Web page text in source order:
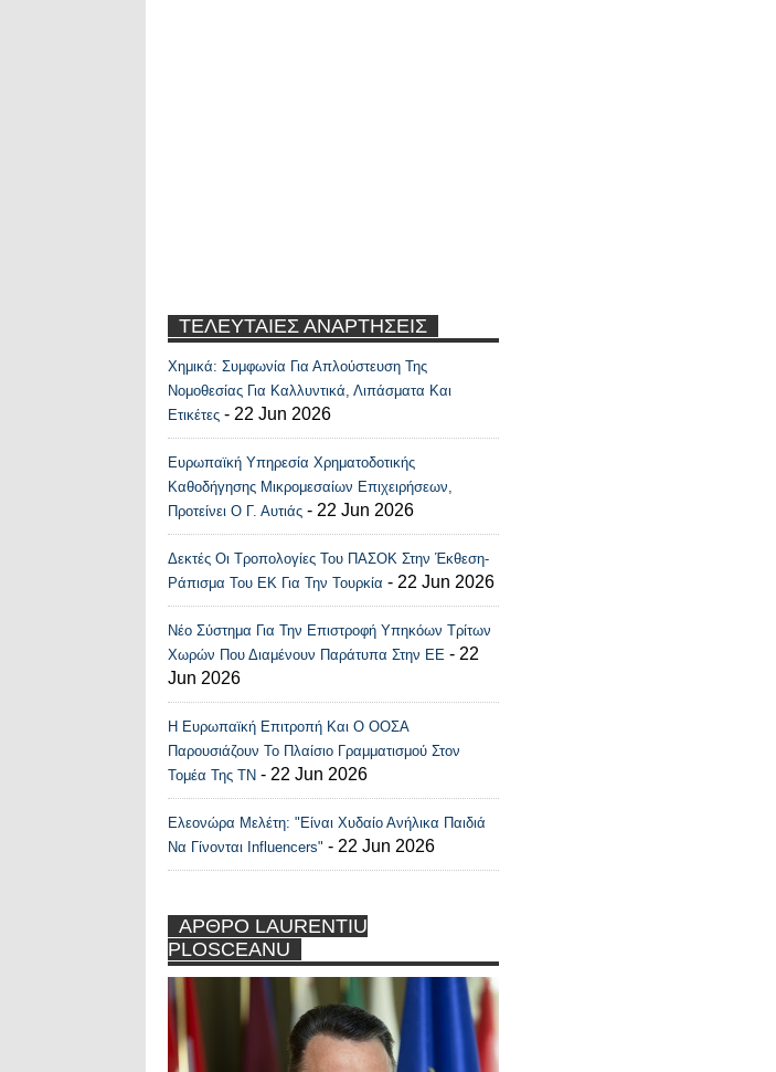
ΤΕΛΕΥΤΑΙΕΣ ΑΝΑΡΤΗΣΕΙΣ
Recent Posts Widget
Χημικά: Συμφωνία Για Απλούστευση Της
Νομοθεσίας Για Καλλυντικά, Λιπάσματα Και
Ετικέτες - 22 Jun 2026
Ευρωπαϊκή Υπηρεσία Χρηματοδοτικής
Καθοδήγησης Μικρομεσαίων Επιχειρήσεων,
Προτείνει Ο Γ. Αυτιάς - 22 Jun 2026
Δεκτές Οι Τροπολογίες Του ΠΑΣΟΚ Στην Έκθεση-
Ράπισμα Του ΕΚ Για Την Τουρκία - 22 Jun 2026
Νέο Σύστημα Για Την Επιστροφή Υπηκόων Τρίτων
Χωρών Που Διαμένουν Παράτυπα Στην ΕΕ - 22
Jun 2026
Η Ευρωπαϊκή Επιτροπή Και Ο ΟΟΣΑ
Παρουσιάζουν Το Πλαίσιο Γραμματισμού Στον
Τομέα Της ΤΝ - 22 Jun 2026
Ελεονώρα Μελέτη: "Είναι Χυδαίο Ανήλικα Παιδιά
Να Γίνονται Influencers" - 22 Jun 2026
ΑΡΘΡΟ LAURENTIU
PLOSCEANU